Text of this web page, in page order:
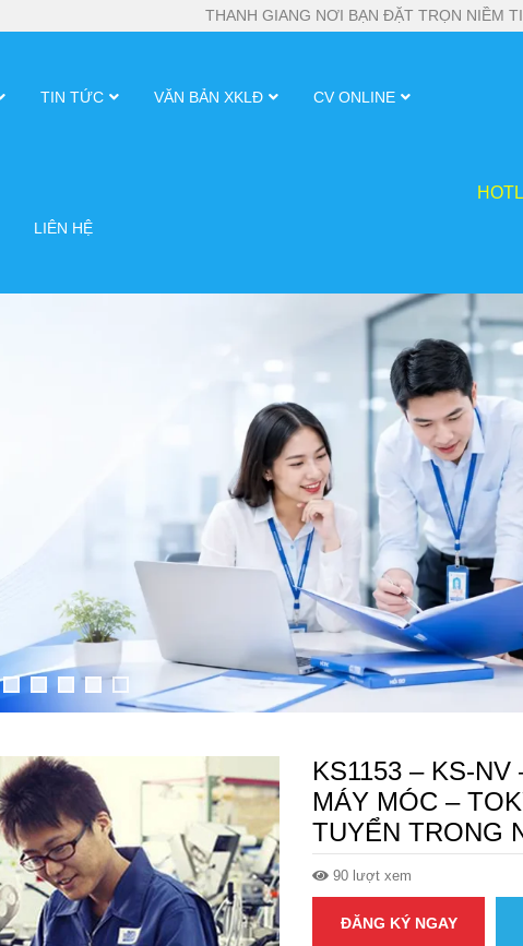
THANH GIANG NƠI BẠN ĐẶT TRỌN NIỀM
TIN TỨC VĂN BẢN XKLĐ CV ONLINE
LIÊN HỆ
KS1153 – KS-NV
MÁY MÓC –
TUYỂN TRONG
90 lượt xem
ĐĂNG KÝ NGAY